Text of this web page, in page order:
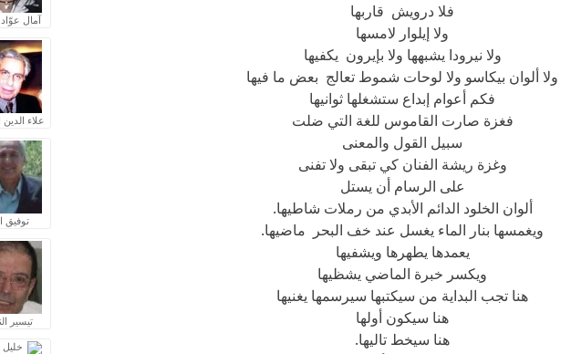
فلا درويش قاربها
ولا إيلوار لامسها
ولا نيرودا يشبهها ولا بإيرون يكفيها
ولا ألوان بيكاسو ولا لوحات شموط تعالج بعض ما فيها
فكم أعوام إبداع ستشغلها ثوانيها
فغزة صارت القاموس للغة التي ضلت
سبيل القول والمعنى
وغزة ريشة الفنان كي تبقى ولا تفنى
على الرسام أن يستل
ألوان الخلود الدائم الأبدي من رملات شاطيها.
ويغمسها بنار الماء يغسل عند خف البحر ماضيها.
يعمدها يطهرها ويشفيها
ويكسر خبرة الماضي يشظيها
هنا تجب البداية من سيكتبها سيرسمها يغنيها
هنا سيكون أولها
هنا سيخط تاليها.
آمال
علاء
توفيق
تيسير